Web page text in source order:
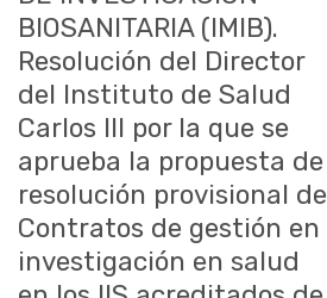
BIOSANITARIA (IMIB).
Resolución del Director
del Instituto de Salud
Carlos III por la que se
aprueba la propuesta de
resolución provisional de
Contratos de gestión en
investigación en salud